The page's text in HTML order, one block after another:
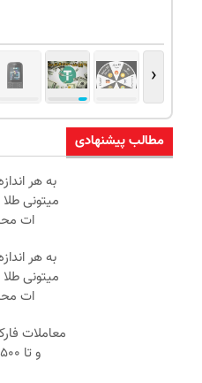
‹
مطالب پیشنهادی
به هر
میتونی
ات
به هر
میتونی
ات
معاملات
و تا ۵۰۰ دلار بونوس